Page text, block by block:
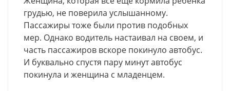
грудью, не поверила услышанному.
Пассажиры тоже были против подобных
мер. Однако водитель настаивал на своем, и
часть пассажиров вскоре покинуло автобус.
И буквально спустя пару минут автобус
покинула и женщина с младенцем.